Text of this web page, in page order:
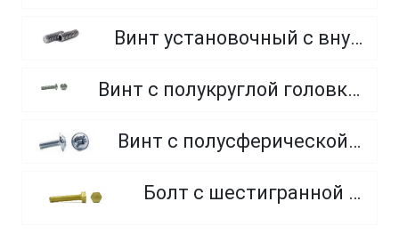
Винт установочный с внутренним шестигранником и плоским концом
Винт с полукруглой головкой и внутренним шестигранником оцинкованный класс прочности 8.8 и 10.9
Винт с полусферической головкой и прессшайбой, полная резьба
Болт с шестигранной головкой, из латуни